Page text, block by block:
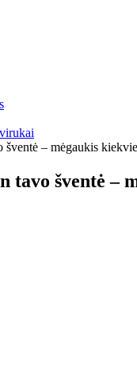
šventė – mėgaukis
tavo šventė –